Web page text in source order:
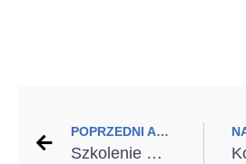
POPRZEDNI ARTYKUŁ
Szkolenie WIŚNIOWSKI: Kluczowe aspekty montażu bram garażowych